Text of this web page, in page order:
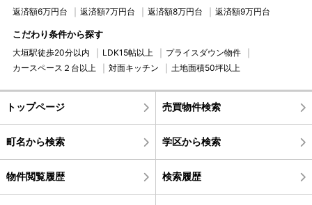
返済額6万円台 返済額7万円台 返済額8万円台 返済額9万円台
こだわり条件から探す
大垣駅徒歩20分以内 LDK15帖以上
プライスダウン物件
カースペース２台以上
対面キッチン 土地面積50坪以上
トップページ 売買物件検索
町名から検索 学区から検索
物件閲覧履歴 検索履歴